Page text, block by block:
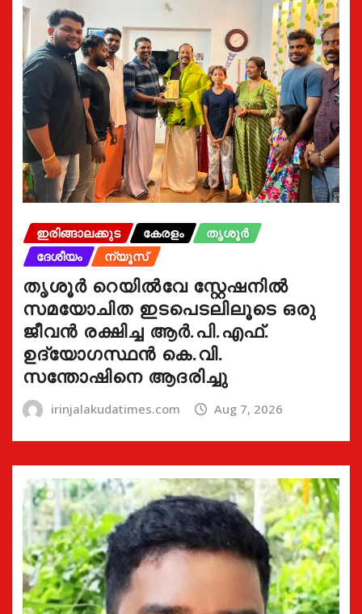
ഇരിങ്ങാലക്കുട കേരളം
തൃശൂർ
ദേശീയം
ന്യൂസ്
തൃശൂർ റെയിൽവേ സ്റ്റേഷനിൽ
സമയോചിത ഇടപെടലിലൂടെ ഒരു
ജീവൻ രക്ഷിച്ച ആർ.പി.എഫ്.
ഉദ്യോഗസ്ഥൻ കെ.വി.
സന്തോഷിനെ ആദരിച്ചു
irinjalakudatimes.com Aug 7, 2026